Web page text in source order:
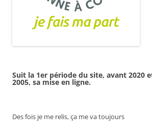
Suit la 1er période du site, avant 2020
2005, sa mise en ligne.
Des fois je me relis, ça me va toujours